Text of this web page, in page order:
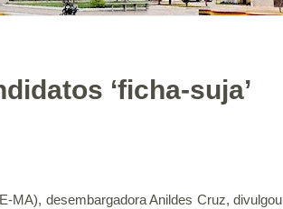
‘ficha-suja’
MA), desembargadora Anildes Cruz, divulgou